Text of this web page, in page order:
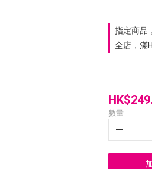
指定商品
全店，滿
數量